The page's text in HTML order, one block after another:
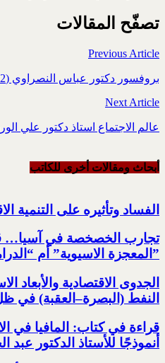
تصفّح المقالات
Previous Article
بروفسور دكتور عباس النصراوي (1932-2009 )
Next Article
عالم الاجتماع استاذ دكتور علي الوردي (1913
أبحاث ومقالات أخرى للکاتب
الفساد وتأثيره على التنمية
تجارب الخصخصة في آسيا…
‏”المعجزة الاسيوية” أم
الجدوى الاقتصادية والأبعاد
النفط (البصرة–العقبة) ‏في
قراءة في كتاب: المافيا في
أنموذجًا للأستاذ الدكتور عبد